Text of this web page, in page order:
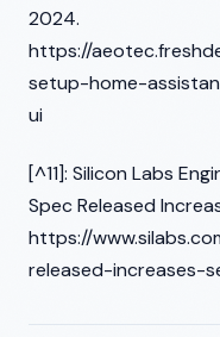
2024.
https://
setup-home-
ui
[^11]: Silicon Labs
Spec Released
https://
released-increases-